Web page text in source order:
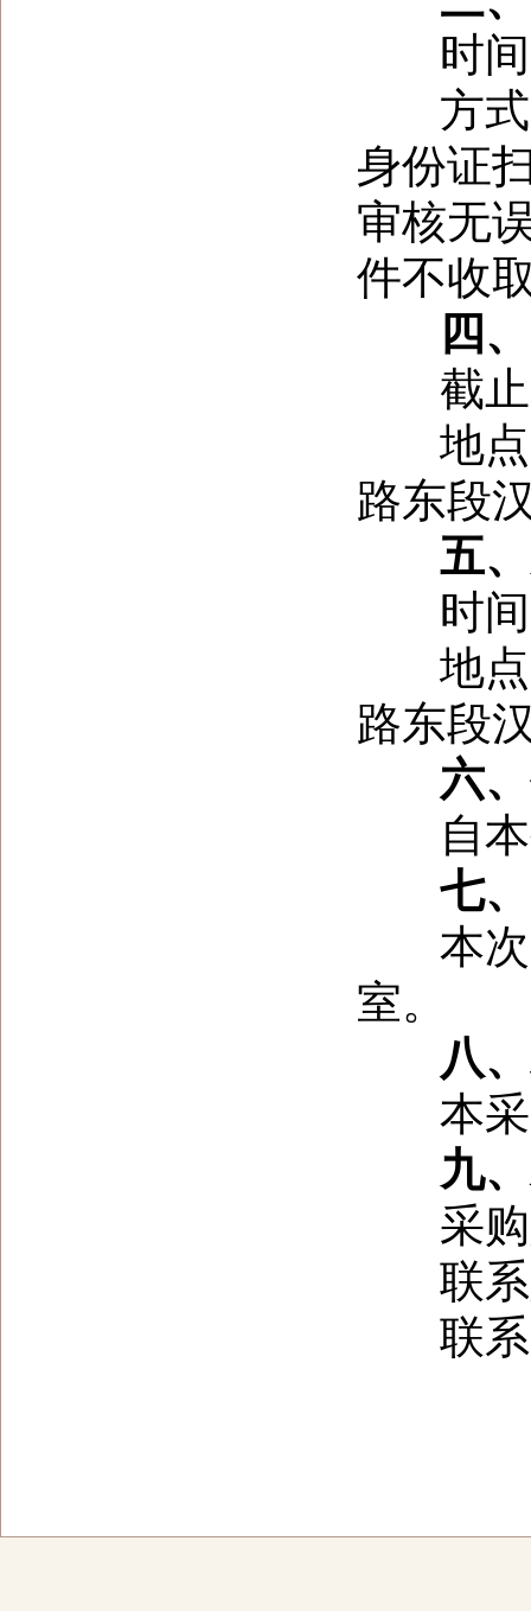
时间
方式
身份证
审核无
件不收
四、
截止
地点
路东段
五、
时间
地点
路东段
六、
自本
七、
本次
室。
八、
本采
九、
采购
联系
联系